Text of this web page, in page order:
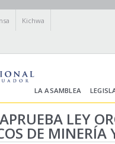
Kichwa
LA ASAMBLEA
LEY
DE MINERÍA